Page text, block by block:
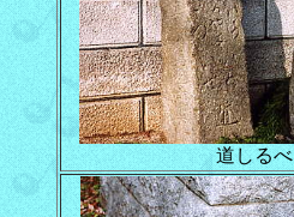
道しるべ